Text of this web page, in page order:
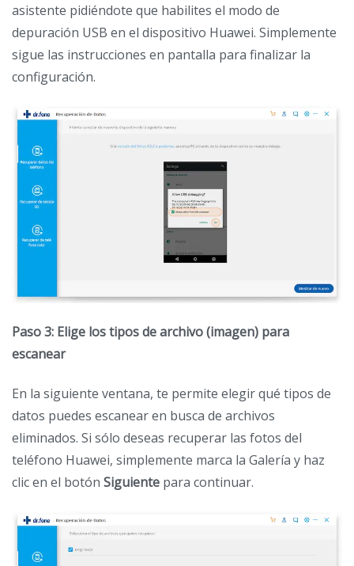
asistente pidiéndote que habilites el modo de
depuración USB en el dispositivo Huawei. Simplemente
sigue las instrucciones en pantalla para finalizar la
configuración.
Paso 3: Elige los tipos de archivo (imagen) para
escanear
En la siguiente ventana, te permite elegir qué tipos de
datos puedes escanear en busca de archivos
eliminados. Si sólo deseas recuperar las fotos del
teléfono Huawei, simplemente marca la Galería y haz
clic en el botón Siguiente para continuar.